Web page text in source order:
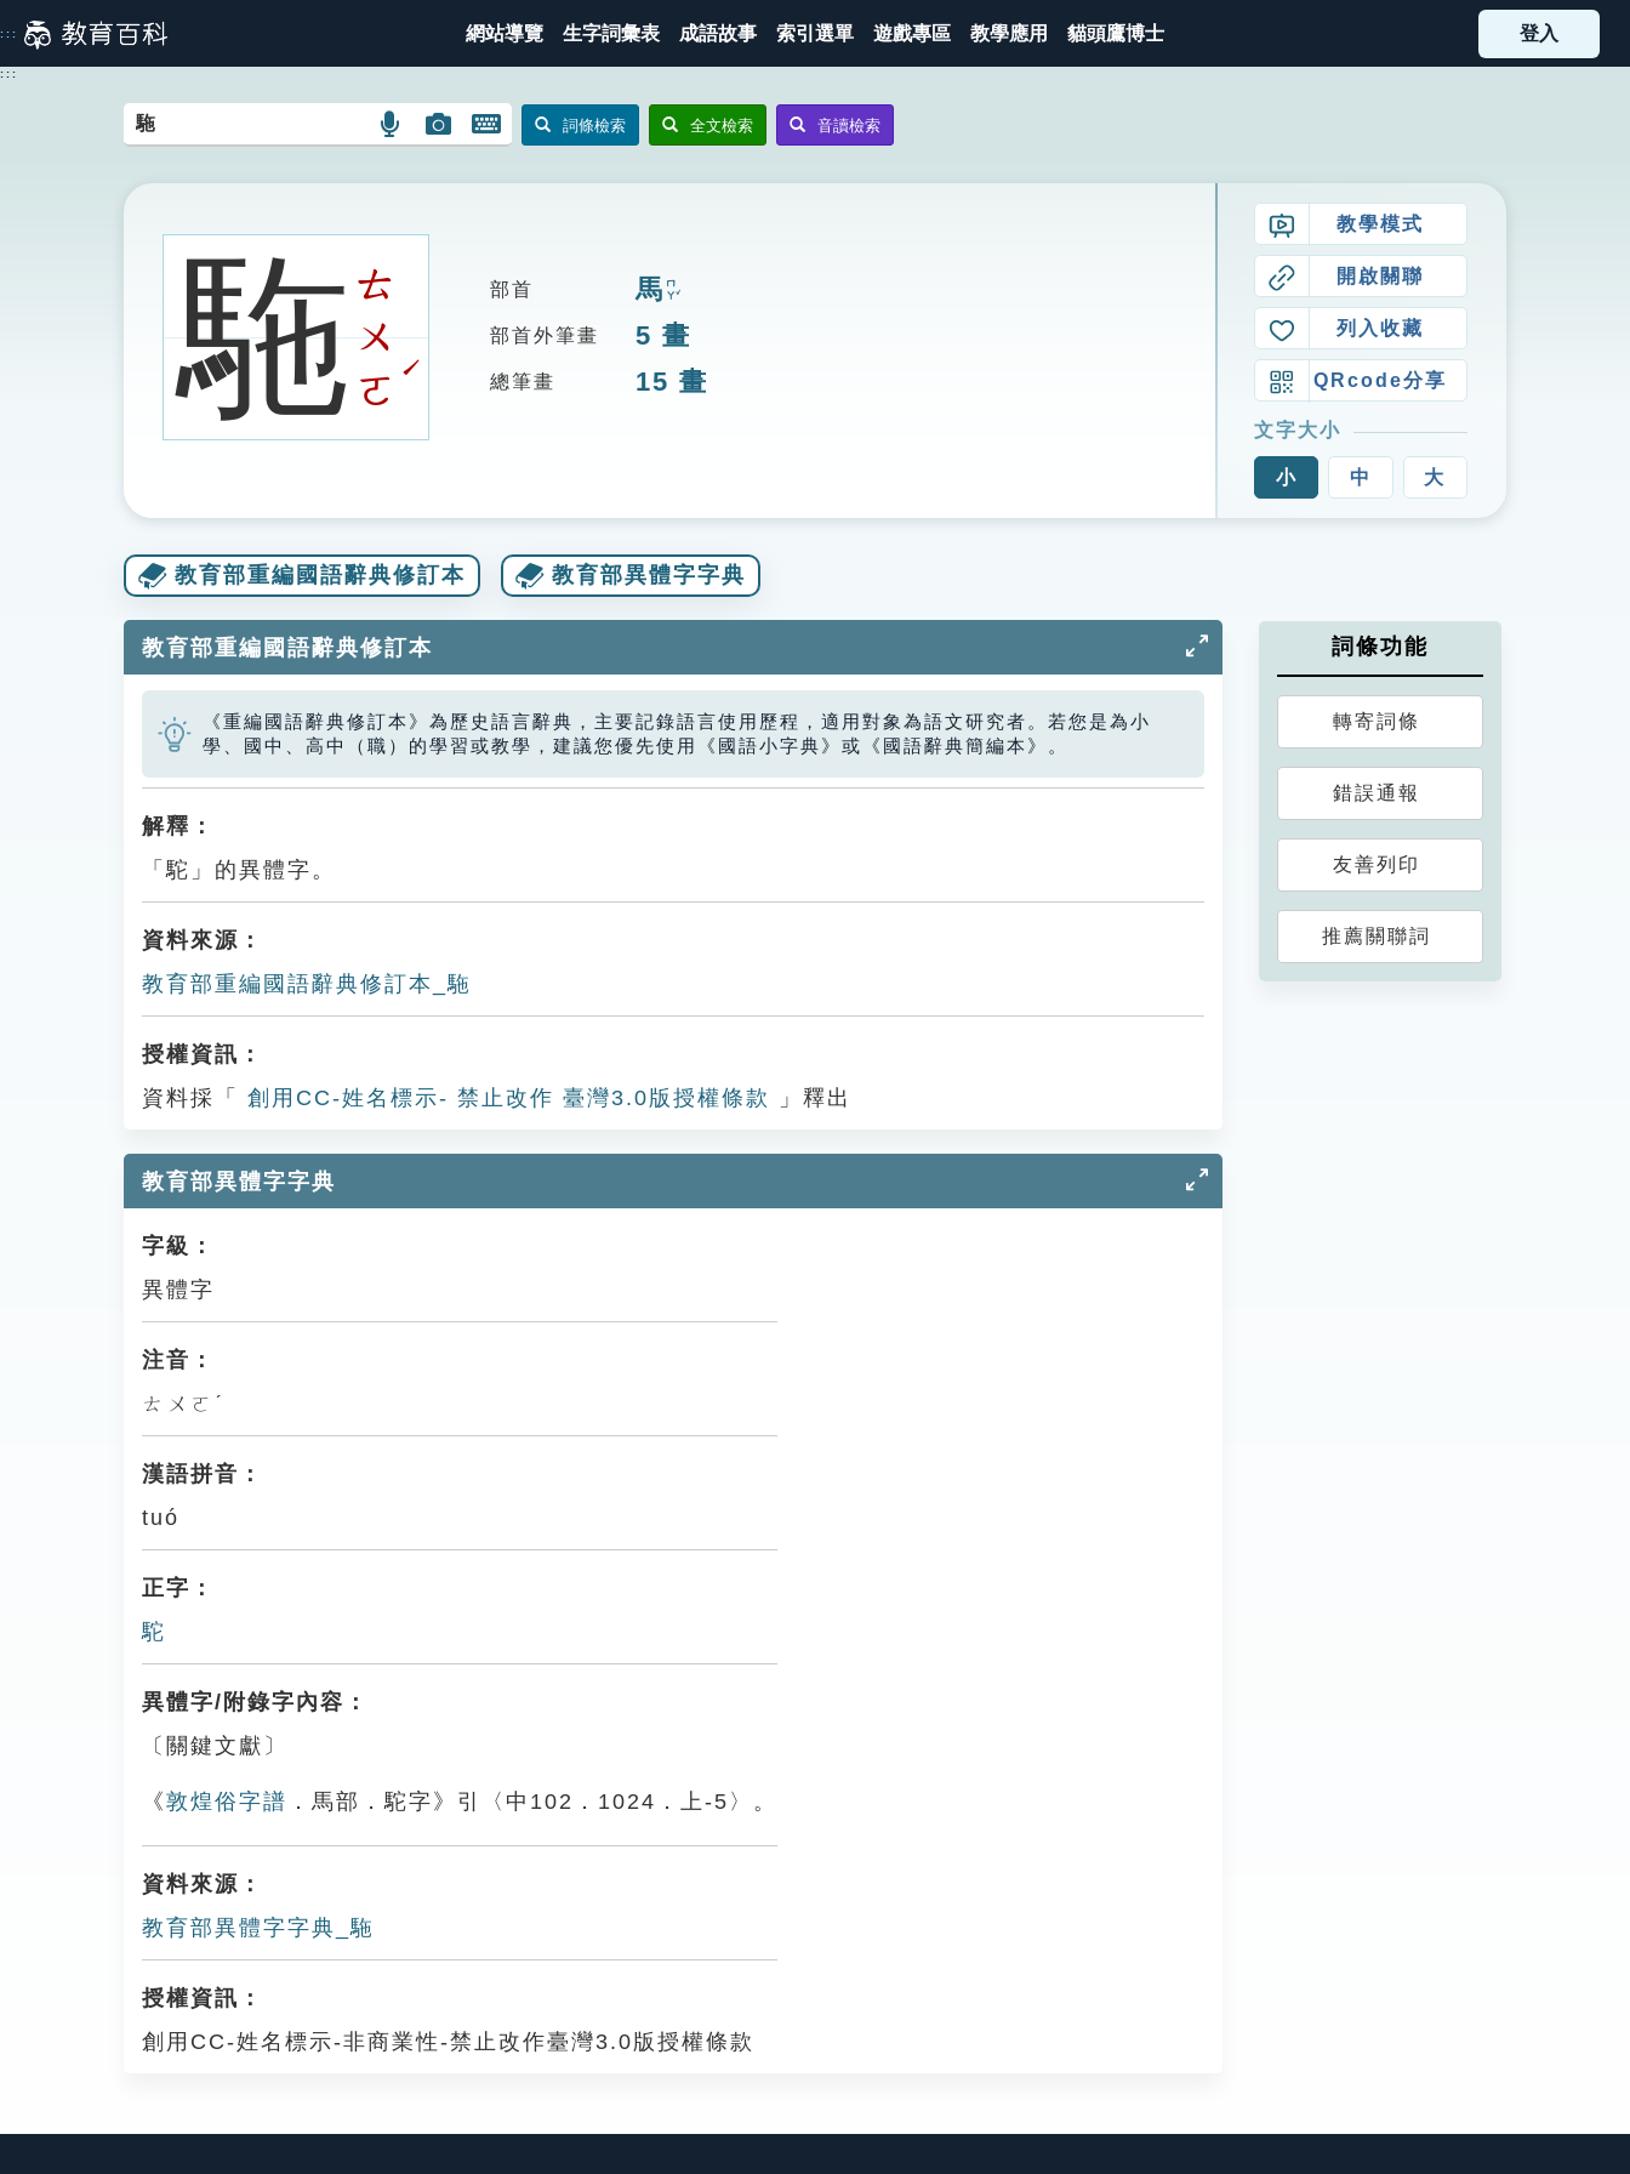
到
主
::: 網站導覽 生字詞彙表 成語故事 索引選單 遊戲專區 教學應用 貓頭鷹博士 登入
:::
語
搜
圖
圖
搜
開
鍵
詞條檢索 全文檢索 音讀檢索
駞ㄊ
ㄨ
ㄛ
ˊ
部首 馬ㄇㄚˇ
部首外筆畫 5 畫
總筆畫 15 畫
教學模式
開啟關聯
列入收藏
QRcode分享
文字大小
小 中 大
教育部重編國語辭典修訂本 教育部異體字字典
教育部重編國語辭典修訂本
《重編國語辭典修訂本》為歷史語言辭典，主要記錄語言使用歷程，適用對象為語文研究者。若您是為小
學、國中、高中（職）的學習或教學，建議您優先使用《國語小字典》或《國語辭典簡編本》。
解釋：
「駝」的異體字。
資料來源：
教育部重編國語辭典修訂本_駞
授權資訊：
資料採「
創用CC-姓名標示- 禁止改作 臺灣3.0版授權條款 」釋出
教育部異體字字典
字級：
異體字
注音：
ㄊㄨㄛˊ
漢語拼音：
tuó
正字：
駝
異體字/附錄字內容：
〔關鍵文獻〕
《敦煌俗字譜 ．馬部．駝字》引〈中102．1024．上-5〉。
資料來源：
教育部異體字字典_駞
授權資訊：
創用CC-姓名標示-非商業性-禁止改作臺灣3.0版授權條款
詞條功能
轉寄詞條
錯誤通報
友善列印
推薦關聯詞